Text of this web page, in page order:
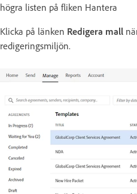
högra listen på fliken Hantera
Klicka på länken Redigera mall
redigeringsmiljön.